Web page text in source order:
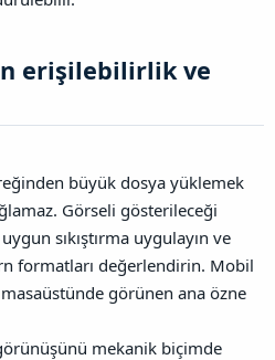
erişilebilirlik ve
büyük dosya yüklemek
Görseli gösterileceği
sıkıştırma uygulayın ve
formatları değerlendirin. Mobil
masaüstünde görünen ana özne
mekanik biçimde